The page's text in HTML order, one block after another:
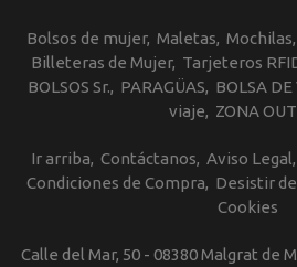
Bolsos de mujer Maletas Mochilas
Billeteras de Mujer Tarjeteros
BOLSOS Sr.
PARAGÜAS BOLSA DE
viaje
ZONA
Ir arriba Contáctanos Aviso Legal
Condiciones de Compra
Desistir
Cookies
Calle del Mar, 50 - 08380 Malgrat de